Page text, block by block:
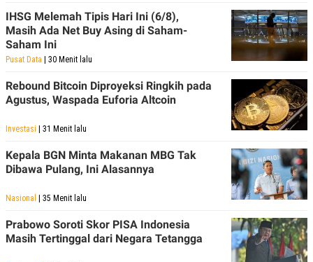
D
I
A
I
SITEMAP PROFILE
USE
PEDOMAN
PEMBERITAAN
POLICY
IHSG Melemah Tipis Hari Ini (6/8),
Masih Ada Net Buy Asing di Saham-
Saham Ini
Pusat Data | 30 Menit lalu
Rebound Bitcoin Diproyeksi Ringkih pada
Agustus, Waspada Euforia Altcoin
Investasi | 31 Menit lalu
Kepala BGN Minta Makanan MBG Tak
Dibawa Pulang, Ini Alasannya
Nasional | 35 Menit lalu
Prabowo Soroti Skor PISA Indonesia
Masih Tertinggal dari Negara Tetangga